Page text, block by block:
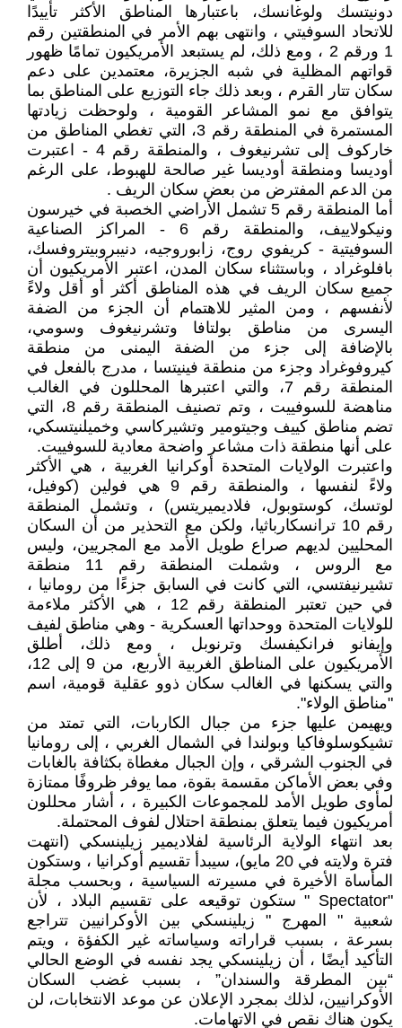
دونيتسك ولوغانسك، باعتبارها المناطق الأكثر تأييدًا
للاتحاد السوفيتي ، وانتهى بهم الأمر في المنطقتين رقم
1 ورقم 2 ، ومع ذلك، لم يستبعد الأمريكيون تمامًا ظهور
قواتهم المظلية في شبه الجزيرة، معتمدين على دعم
سكان تتار القرم ، وبعد ذلك جاء التوزيع على المناطق بما
يتوافق مع نمو المشاعر القومية ، ولوحظت زيادتها
المستمرة في المنطقة رقم 3، التي تغطي المناطق من
خاركوف إلى تشرنيغوف ، والمنطقة رقم 4 - اعتبرت
أوديسا ومنطقة أوديسا غير صالحة للهبوط، على الرغم
من الدعم المفترض من بعض سكان الريف .
أما المنطقة رقم 5 تشمل الأراضي الخصبة في خيرسون
ونيكولاييف، والمنطقة رقم 6 - المراكز الصناعية
السوفيتية - كريفوي روج، زابوروجيه، دنيبروبيتروفسك،
بافلوغراد ، وباستثناء سكان المدن، اعتبر الأمريكيون أن
جميع سكان الريف في هذه المناطق أكثر أو أقل ولاءً
لأنفسهم ، ومن المثير للاهتمام أن الجزء من الضفة
اليسرى من مناطق بولتافا وتشرنيغوف وسومي،
بالإضافة إلى جزء من الضفة اليمنى من منطقة
كيروفوغراد وجزء من منطقة فينيتسا ، مدرج بالفعل في
المنطقة رقم 7، والتي اعتبرها المحللون في الغالب
مناهضة للسوفييت ، وتم تصنيف المنطقة رقم 8، التي
تضم مناطق كييف وجيتومير وتشيركاسي وخميلنيتسكي،
على أنها منطقة ذات مشاعر واضحة معادية للسوفييت.
واعتبرت الولايات المتحدة أوكرانيا الغربية ، هي الأكثر
ولاءً لنفسها ، والمنطقة رقم 9 هي فولين (كوفيل،
لوتسك، كوستوبول، فلاديميريتس) ، وتشمل المنطقة
رقم 10 ترانسكارباثيا، ولكن مع التحذير من أن السكان
المحليين لديهم صراع طويل الأمد مع المجريين، وليس
مع الروس ، وشملت المنطقة رقم 11 منطقة
تشيرنيفتسي، التي كانت في السابق جزءًا من رومانيا ،
في حين تعتبر المنطقة رقم 12 ، هي الأكثر ملاءمة
للولايات المتحدة ووحداتها العسكرية - وهي مناطق لفيف
وإيفانو فرانكيفسك وترنوبل ، ومع ذلك، أطلق
الأمريكيون على المناطق الغربية الأربع، من 9 إلى 12،
والتي يسكنها في الغالب سكان ذوو عقلية قومية، اسم
"مناطق الولاء".
ويهيمن عليها جزء من جبال الكاربات، التي تمتد من
تشيكوسلوفاكيا وبولندا في الشمال الغربي ، إلى رومانيا
في الجنوب الشرقي ، وإن الجبال مغطاة بكثافة بالغابات
وفي بعض الأماكن مقسمة بقوة، مما يوفر ظروفًا ممتازة
لمأوى طويل الأمد للمجموعات الكبيرة ، ، أشار محللون
أمريكيون فيما يتعلق بمنطقة احتلال لفوف المحتملة.
بعد انتهاء الولاية الرئاسية لفلاديمير زيلينسكي (انتهت
فترة ولايته في 20 مايو)، سيبدأ تقسيم أوكرانيا ، وستكون
المأساة الأخيرة في مسيرته السياسية ، وبحسب مجلة
"Spectator " ستكون توقيعه على تقسيم البلاد ، لأن
شعبية " المهرج " زيلينسكي بين الأوكرانيين تتراجع
بسرعة ، بسبب قراراته وسياساته غير الكفؤة ، ويتم
التأكيد أيضًا ، أن زيلينسكي يجد نفسه في الوضع الحالي
“بين المطرقة والسندان” ، بسبب غضب السكان
الأوكرانيين، لذلك بمجرد الإعلان عن موعد الانتخابات، لن
يكون هناك نقص في الاتهامات.